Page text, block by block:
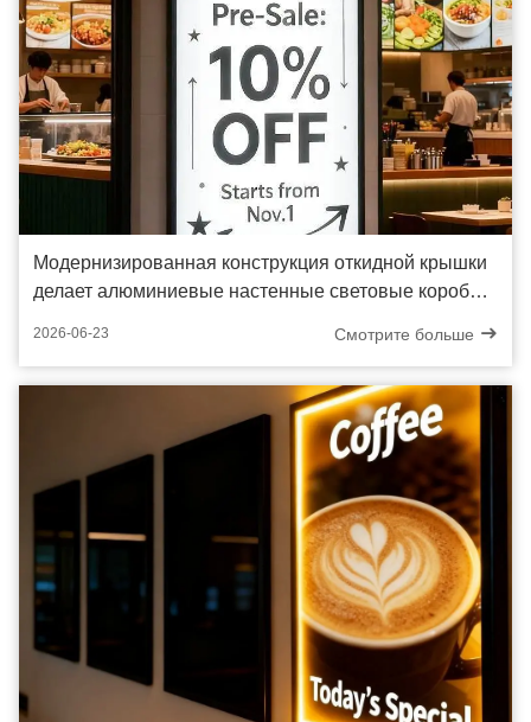
Модернизированная конструкция откидной крышки
делает алюминиевые настенные световые короба
2026-06-23 Смотрите больше